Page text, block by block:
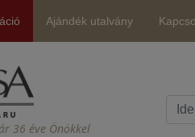
Ajándék utalvány
36 éve Önökkel